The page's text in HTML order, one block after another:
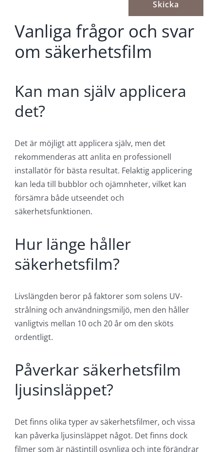
Vanliga frågor och svar
om säkerhetsfilm
Kan man själv applicera
det?
Det är möjligt att applicera själv, men det
rekommenderas att anlita en professionell
installatör för bästa resultat. Felaktig applicering
kan leda till bubblor och ojämnheter, vilket kan
försämra både utseendet och
säkerhetsfunktionen.
Hur länge håller
säkerhetsfilm?
Livslängden beror på faktorer som solens UV-
strålning och användningsmiljö, men den håller
vanligtvis mellan 10 och 20 år om den sköts
ordentligt.
Påverkar säkerhetsfilm
ljusinsläppet?
Det finns olika typer av säkerhetsfilmer, och vissa
kan påverka ljusinsläppet något. Det finns dock
filmer som är nästintill osynliga och inte förändrar